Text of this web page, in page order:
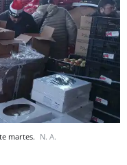
martes. N. A.